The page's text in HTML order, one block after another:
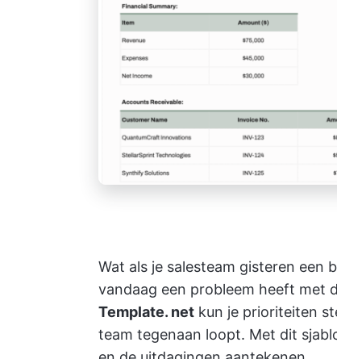
Wat als je salesteam gisteren
vandaag een probleem heeft met
Template. net kun je prioriteiten
team tegenaan loopt. Met dit